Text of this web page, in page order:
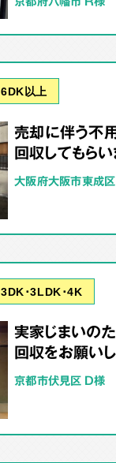
6DK以上
売却に伴う不
回収してもらい
大阪府大阪市東成
3DK･3LDK･4K
実家じまいの
回収をお願いし
京都市伏見区 D様